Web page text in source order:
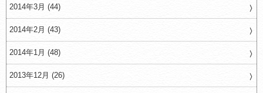
2014年3月 (44)
2014年2月 (43)
2014年1月 (48)
2013年12月 (26)